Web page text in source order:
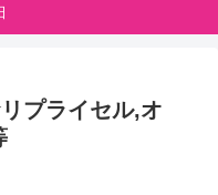
プライセル,オ